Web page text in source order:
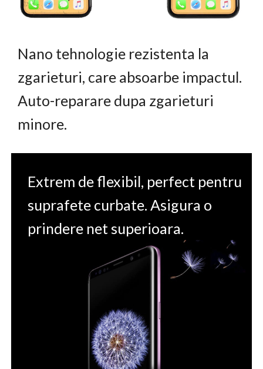
Nano tehnologie rezistenta la
zgarieturi, care absoarbe impactul.
Auto-reparare dupa zgarieturi
minore.
Extrem de flexibil, perfect pentru
suprafete curbate. Asigura o
prindere net superioara.